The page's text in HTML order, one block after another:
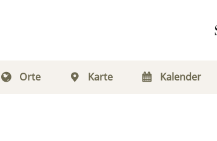
Orte Karte Kalender